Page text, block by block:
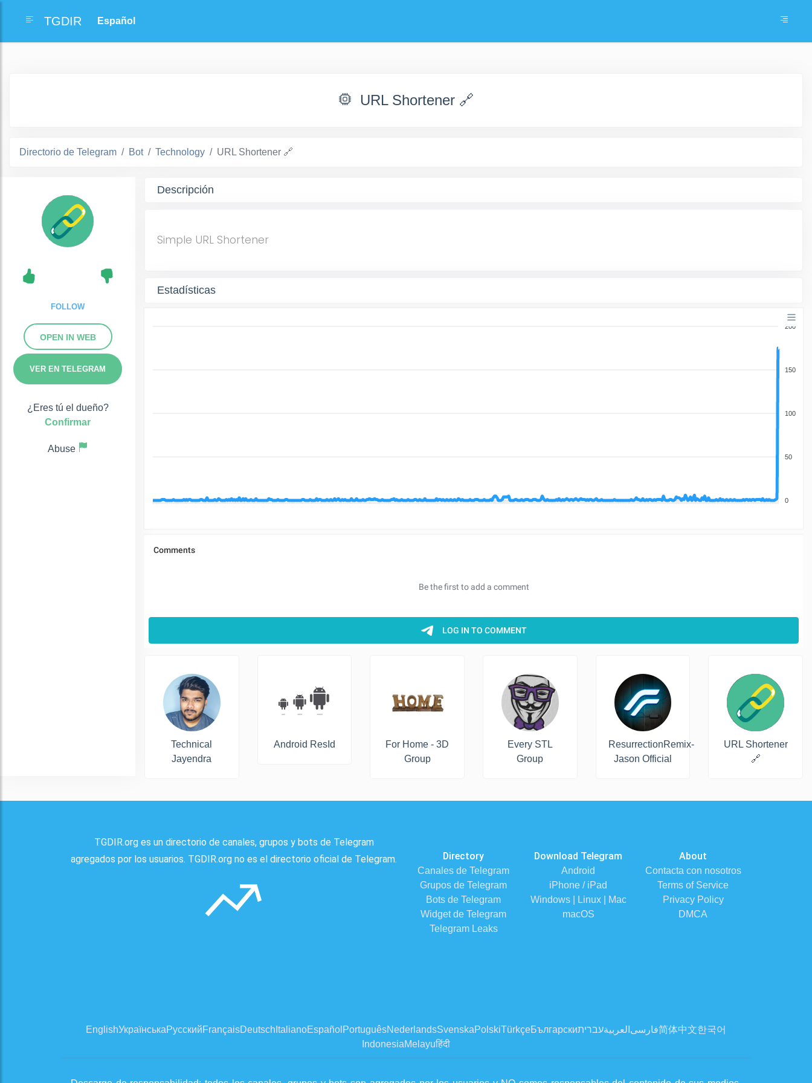
TGDIR
URL Shortener 🔗
Directorio de Telegram Bot Technology URL Shortener 🔗
FOLLOW
OPEN IN WEB
VER EN TELEGRAM
¿Eres tú el dueño?
Confirmar
Abuse
Descripción
Simple URL Shortener
Estadísticas
200
150
100
50
0
Technical
Jayendra
Android ResId
For Home - 3D
Group
Every STL
Group
ResurrectionRemix-
Jason Official
URL Shortener
🔗
TGDIR.org es un directorio de canales, grupos y bots de Telegram
agregados por los usuarios. TGDIR.org no es el directorio oficial de Telegram.
Directory
Canales de Telegram
Grupos de Telegram
Bots de Telegram
Widget de Telegram
Telegram Leaks
Download Telegram
Android
iPhone / iPad
Windows | Linux | Mac
macOS
About
Contacta con nosotros
Terms of Service
Privacy Policy
DMCA
EnglishУкраїнськаРусскийFrançaisDeutsch ItalianoEspañol PortuguêsNederlandsSvenskaPolskiTürkçeБългарскиעבריתالعربية فارسی简体中文한국어
IndonesiaMelayuहिंदी